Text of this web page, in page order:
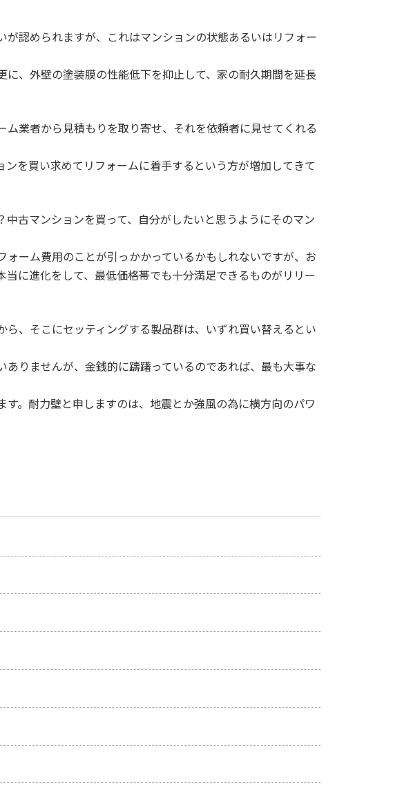
認められますが、これはマンションの状態あるいはリフォー
、外壁の塗装膜の性能低下を抑止して、家の耐久期間を延長
業者から見積もりを取り寄せ、それを依頼者に見せてくれる
を買い求めてリフォームに着手するという方が増加してきて
古マンションを買って、自分がしたいと思うようにそのマン
ーム費用のことが引っかかっているかもしれないですが、お
に進化をして、最低価格帯でも十分満足できるものがリリー
、そこにセッティングする製品群は、いずれ買い替えるとい
りませんが、金銭的に躊躇っているのであれば、最も大事な
。耐力壁と申しますのは、地震とか強風の為に横方向のパワ